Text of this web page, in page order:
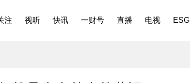
注 视听 快讯 一财号 直播 电视 ESG